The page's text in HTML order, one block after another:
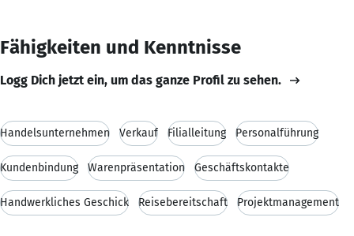
Fähigkeiten und Kenntnisse
Logg Dich jetzt ein, um das ganze Profil zu sehen.
Handelsunternehmen Verkauf Filialleitung Personalführung
Kundenbindung Warenpräsentation Geschäftskontakte
Handwerkliches Geschick Reisebereitschaft Projektmanagement